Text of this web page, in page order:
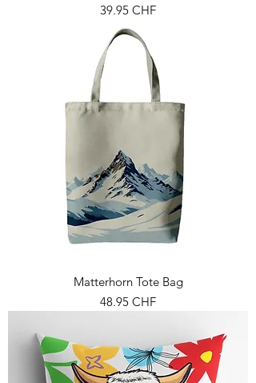
Prix
39.95 CHF
Matterhorn Tote Bag
Prix
48.95 CHF